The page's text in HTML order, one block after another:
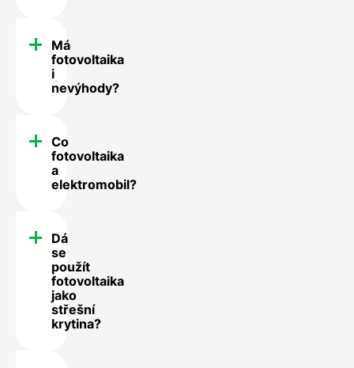
Má
fotovoltaika
i
nevýhody?
Co
fotovoltaika
a
elektromobil?
Dá
se
použít
fotovoltaika
jako
střešní
krytina?